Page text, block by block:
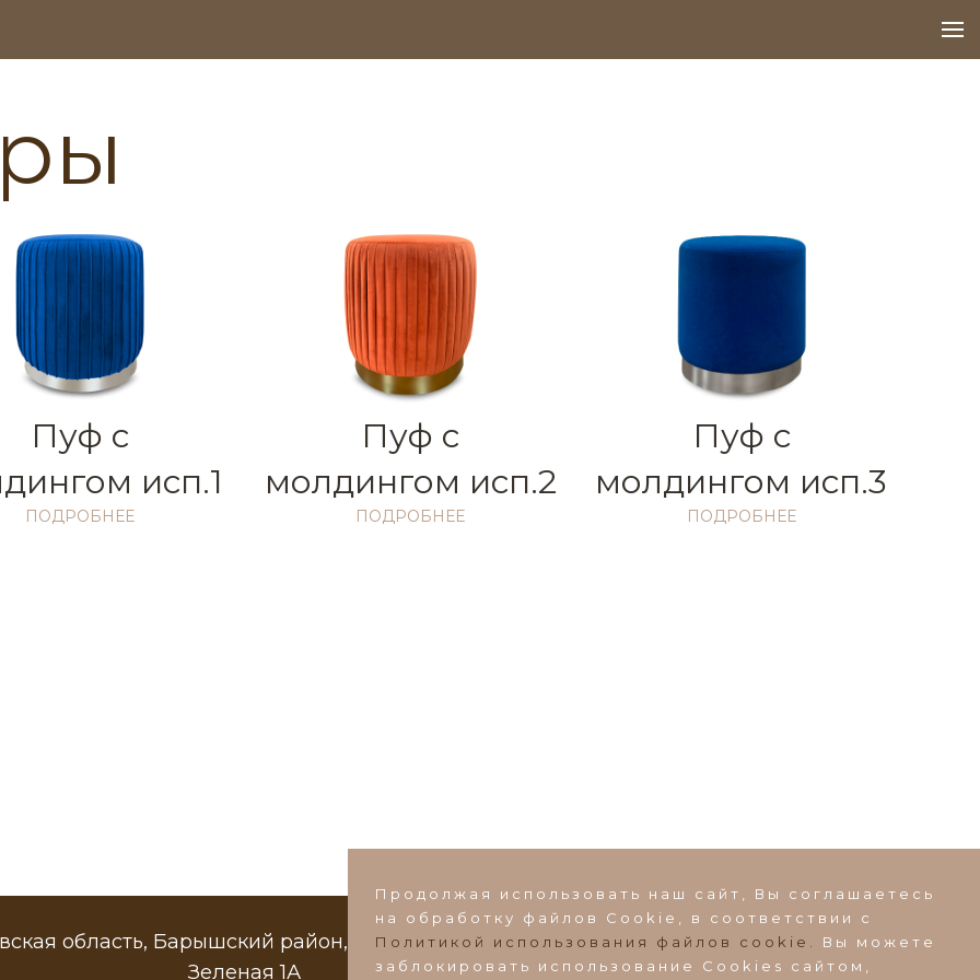
Продолжая использовать наш сайт, Вы соглашаетесь
на обработку файлов Сookie, в соответствии с
Политикой использования файлов cookie.
Вы можете
заблокировать использование Cookies сайтом,
Пуф с
исп.1
ПОДРОБНЕЕ
Пуф с
молдингом исп.2
ПОДРОБНЕЕ
Пуф с
молдингом исп.3
ПОДРОБНЕЕ
область, Барышский район, пос. Поливаново, ул.
Зеленая 1А
Задайте свой вопрос
вам в течение 5 минут и проконсультируем по любым вопросам.